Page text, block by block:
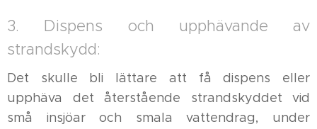
3. Dispens och upphävande av
strandskydd:
Det skulle bli lättare att få dispens eller
upphäva det återstående strandskyddet vid
små insjöar och smala vattendrag, under